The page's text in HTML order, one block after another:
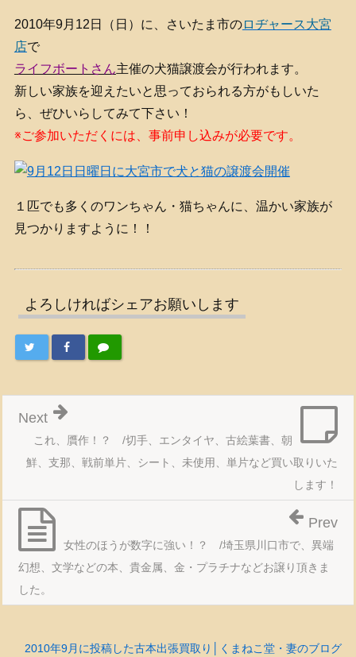
2010年9月12日（日）に、さいたま市のロヂャース大宮
店で
ライフボートさん主催の犬猫譲渡会が行われます。
新しい家族を迎えたいと思っておられる方がもしいた
ら、ぜひいらしてみて下さい！
※ご参加いただくには、事前申し込みが必要です。
１匹でも多くのワンちゃん・猫ちゃんに、温かい家族が
見つかりますように！！
よろしければシェアお願いします
これ、贋作！？ /切手、エンタイヤ、古絵葉書、朝
鮮、支那、戦前単片、シート、未使用、単片など買い取りいた
します！
Next
女性のほうが数字に強い！？ /埼玉県川口市で、異端
幻想、文学などの本、貴金属、金・プラチナなどお譲り頂きま
した。
Prev
2010年9月に投稿した古本出張買取り│くまねこ堂・妻のブログ